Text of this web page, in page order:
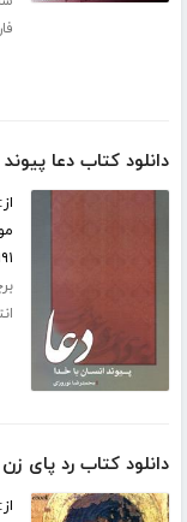
دانلود کتاب دعا
از:
۱۹۱
دانلود کتاب رد پای
از: